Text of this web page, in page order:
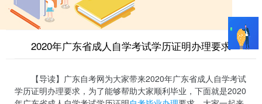
2020年广东省成人自学考试学历证明办理要求
【导读】广东自考网为大家带来2020年广东省成人自学考试
学历证明办理要求，为了能够帮助大家顺利毕业，下面就是2020